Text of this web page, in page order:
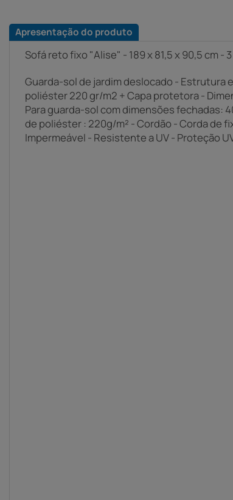
Apresentação do produto
Sofá reto fixo "Alise" - 189 x 81,5 x 90,5 cm -
Guarda-sol de jardim deslocado - Estrutura
poliéster 220 gr/m2 + Capa protetora -
Para guarda-sol com dimensões fechadas:
de poliéster : 220g/m² - Cordão - Corda de
Impermeável - Resistente a UV - Proteção